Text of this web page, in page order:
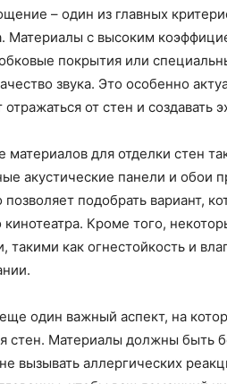
– один из главных
Материалы с высоким
покрытия или
звука. Это особенно
от стен и создавать
материалов для отделки стен
акустические панели и обои
позволяет подобрать вариант,
Кроме того,
такими как огнестойкость и
один важный аспект, на
стен. Материалы должны быть
вызывать аллергических